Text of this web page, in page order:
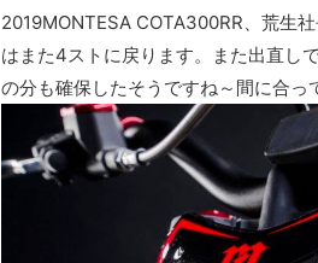
2019MONTESA COTA300RR、荒生
はまた4ストに戻ります。また出直し
の分も確保したそうですね～間に合っ